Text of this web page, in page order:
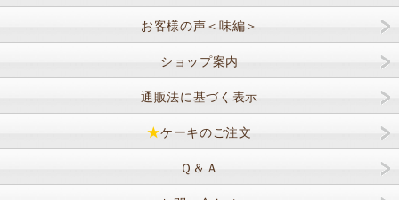
お客様の声＜味編＞
ショップ案内
通販法に基づく表示
★ケーキのご注文
Ｑ＆Ａ